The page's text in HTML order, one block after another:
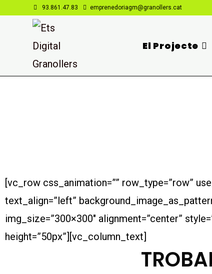
93.861.47.83 emprenedoriagm@granollers.cat
El Projecte
[vc_row css_animation=”” row_type=”row”
text_align=”left”
img_size=”300×300″ alignment=”center”
height=”50px”][vc_column_text]